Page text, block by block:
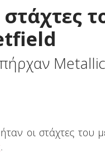
οι στάχτες του
.